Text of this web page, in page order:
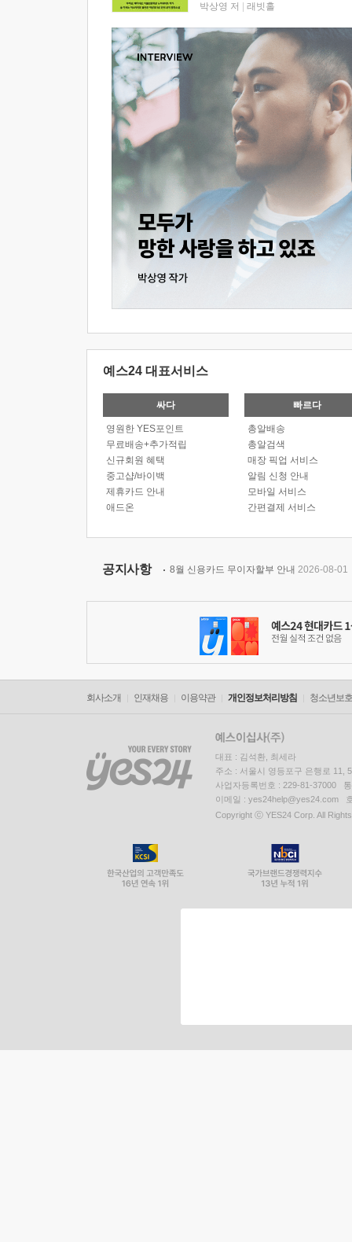
박상영 저 래빗홀
예스24 대표서비스
싸다
영원한 YES포인트
무료배송+추가적립
신규회원 혜택
중고샵/바이백
제휴카드 안내
애드온
빠르다
총알배송
총알검색
매장 픽업 서비스
알림 신청 안내
모바일 서비스
간편결제 서비스
공지사항 8월 신용카드 무이자할부 안내 2026-08-01
회사소개 인재채용 이용약관 개인정보처리방침 청소년보
대표 : 김석환, 최세라
주소 : 서울시 영등포구 은행로 11,
사업자등록번호 : 229-81-37000
이메일 : yes24help@yes24.com
Copyright ⓒ YES24 Corp. All